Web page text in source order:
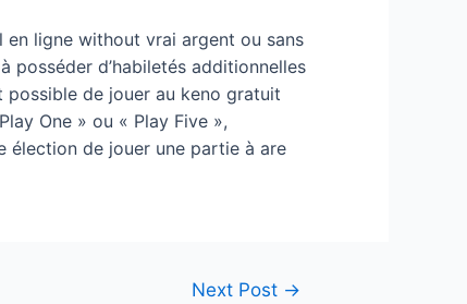
ligne without vrai argent ou sans
posséder d’habiletés additionnelles
possible de jouer au keno gratuit
One » ou « Play Five »,
élection de jouer une partie à are
Next Post →